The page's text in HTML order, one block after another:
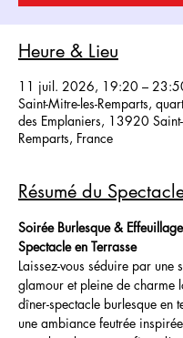
Heure & Lieu
11 juil. 2026, 19:20 –
Saint-Mitre-les-Remparts,
des Emplaniers, 13920
Remparts, France
Résumé du
Soirée Burlesque &
Spectacle en Terrasse
Laissez-vous séduire par une
glamour et pleine de charme
dîner-spectacle burlesque en
une ambiance feutrée